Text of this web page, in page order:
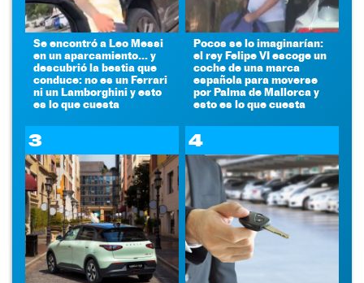
Se encontró a Leo Messi
en un aparcamiento... y
descubrió la bestia que
conduce: no es un Ferrari
ni un Lamborghini y esto
es lo que cuesta
Pocos se lo imaginarían:
el rey Felipe VI escoge un
coche de una marca
española para moverse
por Palma de Mallorca y
esto es lo que cuesta
3 4